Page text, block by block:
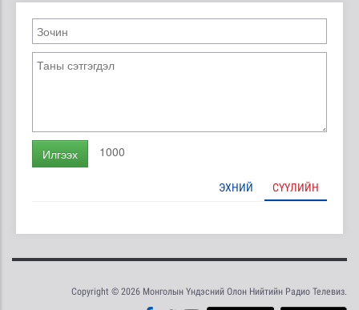
Илгээх 1000
ЭХНИЙ СҮҮЛИЙН
Copyright © 2026 Монголын Үндэсний Олон Нийтийн Радио Телевиз.